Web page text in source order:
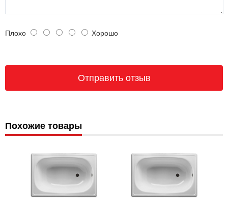
Плохо Хорошо
Похожие товары